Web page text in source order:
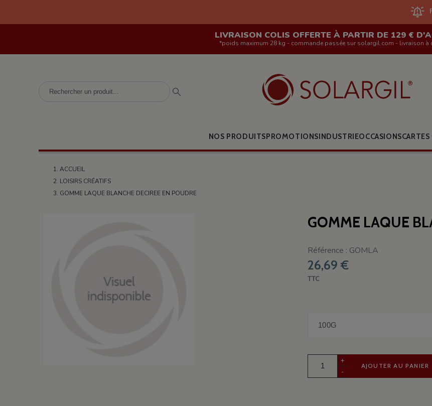
LIVRAISON COLIS OFFERTE À PARTIR DE 129 €
*poids maximum 28 kg - commande passée sur solargil.com - livraison à
NOS PRODUITSPROMOTIONSINDUSTRIEOCCASIONS
ACCUEIL
LOISIRS CRÉATIFS
GOMME LAQUE BLANCHE DECIREE EN POUDRE
GOMME LAQUE
Référence : GOMLA
26,69 €
TTC
+
-
AJOUTER AU PANIER